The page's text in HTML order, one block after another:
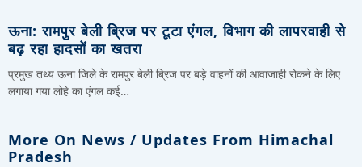
ऊना: रामपुर बेली ब्रिज पर टूटा एंगल, विभाग की लापरवाही से
बढ़ रहा हादसों का खतरा
प्रमुख तथ्य ऊना जिले के रामपुर बेली ब्रिज पर बड़े वाहनों की आवाजाही रोकने के लिए
लगाया गया लोहे का एंगल कई…
More On News / Updates From Himachal
Pradesh